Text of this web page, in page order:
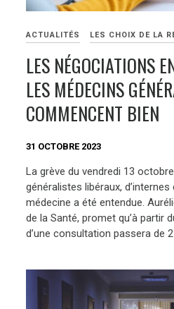
ACTUALITÉS LES CHOIX DE LA
LES NÉGOCIATIONS
LES MÉDECINS
COMMENCENT BIEN
31 OCTOBRE 2023
La grève du vendredi 13
généralistes libéraux, d’internes
médecine a été entendue.
de la Santé, promet qu’à partir
d’une consultation passera de